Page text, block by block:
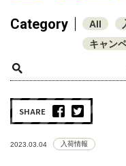
Category All
キャン
SHARE
2023.03.04 入荷情報